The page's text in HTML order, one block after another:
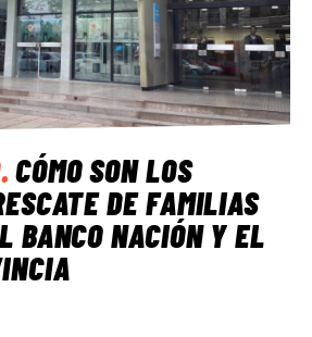
.CÓMO SON LOS
DE FAMILIAS
BANCO NACIÓN Y EL